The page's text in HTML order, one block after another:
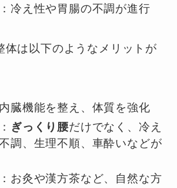
：冷え性や胃腸の不調が進行
体は以下のようなメリットが
内臓機能を整え、体質を強化
： ぎっくり腰だけでなく、冷え
調、生理不順、車酔いなどが
：お灸や漢方茶など、自然な方